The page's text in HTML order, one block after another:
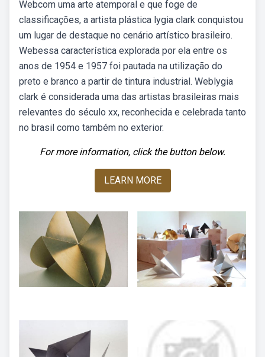
Webcom uma arte atemporal e que foge de
classificações, a artista plástica lygia clark conquistou
um lugar de destaque no cenário artístico brasileiro.
Webessa característica explorada por ela entre os
anos de 1954 e 1957 foi pautada na utilização do
preto e branco a partir de tintura industrial. Weblygia
clark é considerada uma das artistas brasileiras mais
relevantes do século xx, reconhecida e celebrada tanto
no brasil como também no exterior.
For more information, click the button below.
LEARN MORE